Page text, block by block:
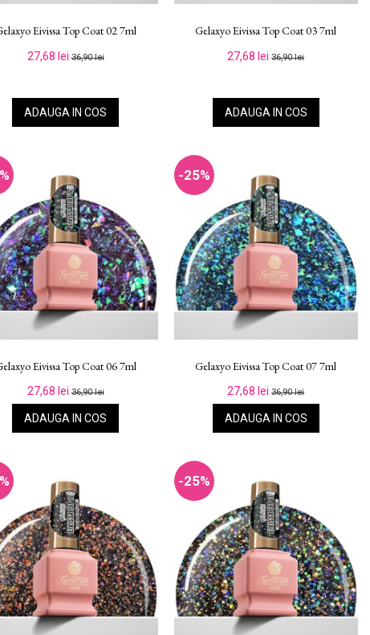
Eivissa Top Coat 02 7ml
27,68 lei36,90 lei
ADAUGA IN COS
Gelaxyo Eivissa Top Coat 03 7ml
27,68 lei36,90 lei
ADAUGA IN COS
Eivissa Top Coat 06 7ml
27,68 lei36,90 lei
ADAUGA IN COS
-25%
Gelaxyo Eivissa Top Coat 07 7ml
27,68 lei36,90 lei
ADAUGA IN COS
-25%